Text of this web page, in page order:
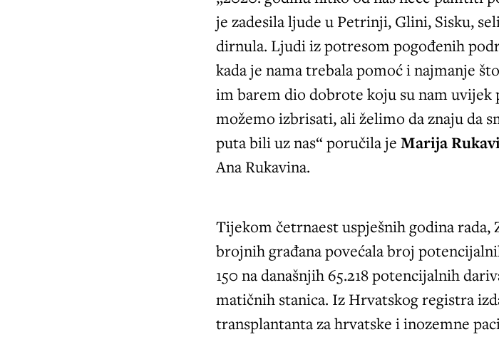
je zadesila ljude u Petrinji, Glini, Sisku,
dirnula. Ljudi iz potresom pogođenih
kada je nama trebala pomoć i najmanje
im barem dio dobrote koju su nam uvijek
možemo izbrisati, ali želimo da znaju da
puta bili uz nas“ poručila jeMarija
Ana Rukavina.
Tijekom četrnaest uspješnih godina rada,
brojnih građana povećala broj
150 na današnjih 65.218 potencijalnih
matičnih stanica. Iz Hrvatskog registra
transplantanta za hrvatske i inozemne